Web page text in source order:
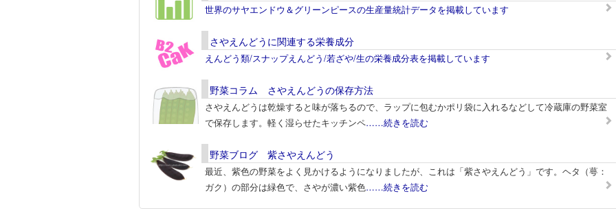
世界のサヤエンドウ＆グリーンピースの生産量統計データを掲載しています
さやえんどうに関連する栄養成分
えんどう類/スナップえんどう/若ざや/生の栄養成分表を掲載しています
野菜コラム さやえんどうの保存方法
さやえんどうは乾燥すると味が落ちるので、ラップに包むかポリ袋に入れるなどして冷蔵庫の野菜室
で保存します。軽く湿らせたキッチンペ……続きを読む
野菜ブログ 紫さやえんどう
最近、紫色の野菜をよく見かけるようになりましたが、これは「紫さやえんどう」です。ヘタ（萼：
ガク）の部分は緑色で、さやが濃い紫色……続きを読む